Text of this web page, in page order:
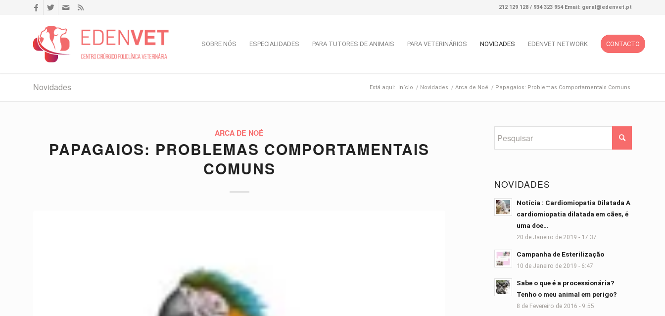
212 129 128 / 934 323 954 Email: geral@edenvet.pt
SOBRE NÓS ESPECIALIDADES PARA TUTORES DE ANIMAIS PARA VETERINÁRIOS NOVIDADES EDENVET NETWORK CONTACTO
Novidades Está aqui: Início / Novidades / Arca de Noé / Papagaios: Problemas Comportamentais Comuns
ARCA DE NOÉ
PAPAGAIOS: PROBLEMAS COMPORTAMENTAIS
COMUNS
NOVIDADES
Notícia : Cardiomiopatia Dilatada A
cardiomiopatia dilatada em cães, é
uma doe…
20 de Janeiro de 2019 - 17:37
Campanha de Esterilização
10 de Janeiro de 2019 - 6:47
Sabe o que é a processionária?
Tenho o meu animal em perigo?
8 de Fevereiro de 2016 - 9:55